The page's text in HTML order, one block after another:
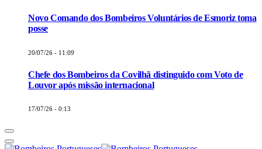
Novo Comando dos Bombeiros Voluntários de Esmoriz toma
posse
20/07/26 - 11:09
Chefe dos Bombeiros da Covilhã distinguido com Voto de
Louvor após missão internacional
17/07/26 - 0:13